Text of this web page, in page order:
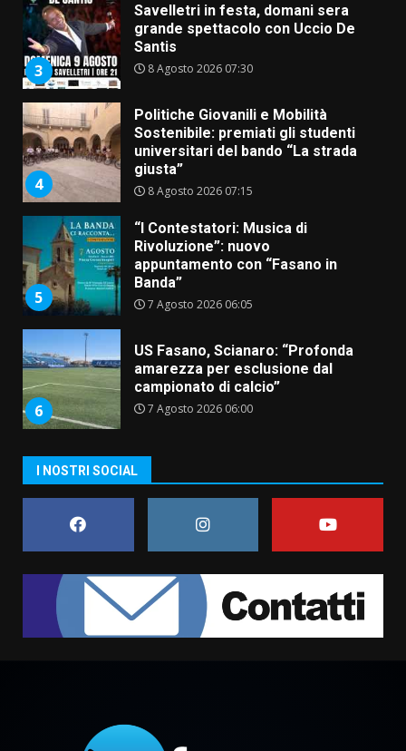
3
Savelletri in festa, domani sera
grande spettacolo con Uccio De
Santis
8 Agosto 2026 07:30
4
Politiche Giovanili e Mobilità
Sostenibile: premiati gli studenti
universitari del bando “La strada
giusta”
8 Agosto 2026 07:15
5
“I Contestatori: Musica di
Rivoluzione”: nuovo
appuntamento con “Fasano in
Banda”
7 Agosto 2026 06:05
6
US Fasano, Scianaro: “Profonda
amarezza per esclusione dal
campionato di calcio”
7 Agosto 2026 06:00
Fasanese ferito a colpi di arma
1
Serie D, l’Us Fasano non molla e
conferma di voler ricorrere per
ottenere l’iscrizione
8 Agosto 2026 19:55
Savelletri
I NOSTRI SOCIAL